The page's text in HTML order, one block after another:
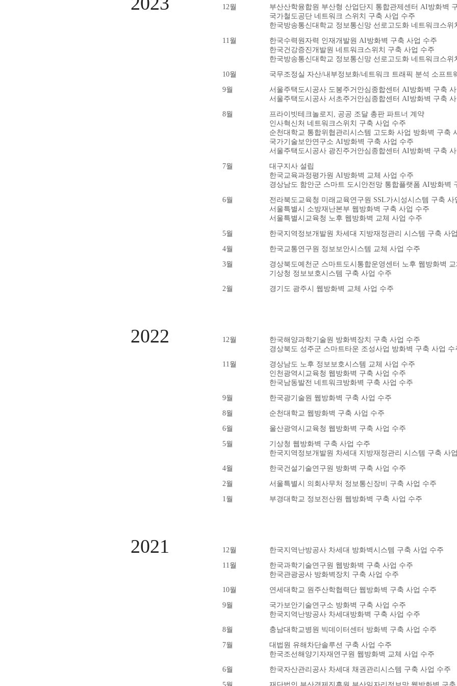
12월
부산산학융합원 부산형 산업단지 통합관제센터 AI방화벽
국가철도공단 네트워크 스위치 구축 사업 수주
한국방송통신대학교 정보통신망 선로고도화 네트워크스위
11월
한국수력원자력 인재개발원 AI방화벽 구축 사업 수주
한국건강증진개발원 네트워크스위치 구축 사업 수주
한국방송통신대학교 정보통신망 선로고도화 네트워크스위
10월
국무조정실 자산/내부정보화/네트워크 트래픽 분석 소프트
9월
서울주택도시공사 도봉주거안심종합센터 AI방화벽 구축
서울주택도시공사 서초주거안심종합센터 AI방화벽 구축
8월
프라이빗테크놀로지, 공공 조달 총판 파트너 계약
인사혁신처 네트워크스위치 구축 사업 수주
순천대학교 통합위협관리시스템 고도화 사업 방화벽 구축
국가기술보안연구소 AI방화벽 구축 사업 수주
서울주택도시공사 광진주거안심종합센터 AI방화벽 구축
7월
대구지사 설립
한국교육과정평가원 AI방화벽 교체 사업 수주
경상남도 함안군 스마트 도시안전망 통합플랫폼 AI방화벽
6월
전라북도교육청 미래교육연구원 SSL가시성시스템 구축 사
서울특별시 소방재난본부 웹방화벽 구축 사업 수주
서울특별시교육청 노후 웹방화벽 교체 사업 수주
5월
한국지역정보개발원 차세대 지방재정관리 시스템 구축 사
4월
한국교통연구원 정보보안시스템 교체 사업 수주
3월
경상북도예천군 스마트도시통합운영센터 노후 웹방화벽
기상청 정보보호시스템 구축 사업 수주
2월
경기도 광주시 웹방화벽 교체 사업 수주
2022 12월
한국해양과학기술원 방화벽장치 구축 사업 수주
경상북도 성주군 스마트타운 조성사업 방화벽 구축 사업 수
11월
경상남도 노후 정보보호시스템 교체 사업 수주
인천광역시교육청 웹방화벽 구축 사업 수주
한국남동발전 네트워크방화벽 구축 사업 수주
9월
한국광기술원 웹방화벽 구축 사업 수주
8월
순천대학교 웹방화벽 구축 사업 수주
6월
울산광역시교육청 웹방화벽 구축 사업 수주
5월
기상청 웹방화벽 구축 사업 수주
한국지역정보개발원 차세대 지방재정관리 시스템 구축 사
4월
한국건설기술연구원 방화벽 구축 사업 수주
2월
서울특별시 의회사무처 정보통신장비 구축 사업 수주
1월
부경대학교 정보전산원 웹방화벽 구축 사업 수주
2021 12월
한국지역난방공사 차세대 방화벽시스템 구축 사업 수주
11월
한국과학기술연구원 웹방화벽 구축 사업 수주
한국관광공사 방화벽장치 구축 사업 수주
10월
연세대학교 원주산학협력단 웹방화벽 구축 사업 수주
9월
국가보안기술연구소 방화벽 구축 사업 수주
한국지역난방공사 차세대방화벽 구축 사업 수주
8월
충남대학교병원 빅데이터센터 방화벽 구축 사업 수주
7월
대법원 유해차단솔루션 구축 사업 수주
한국조선해양기자재연구원 웹방화벽 교체 사업 수주
6월
한국자산관리공사 차세대 채권관리시스템 구축 사업 수주